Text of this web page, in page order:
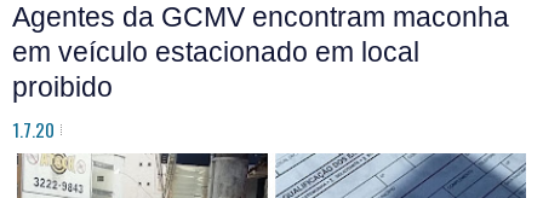
Agentes da GCMV encontram maconha
em veículo estacionado em local
proibido
1.7.20